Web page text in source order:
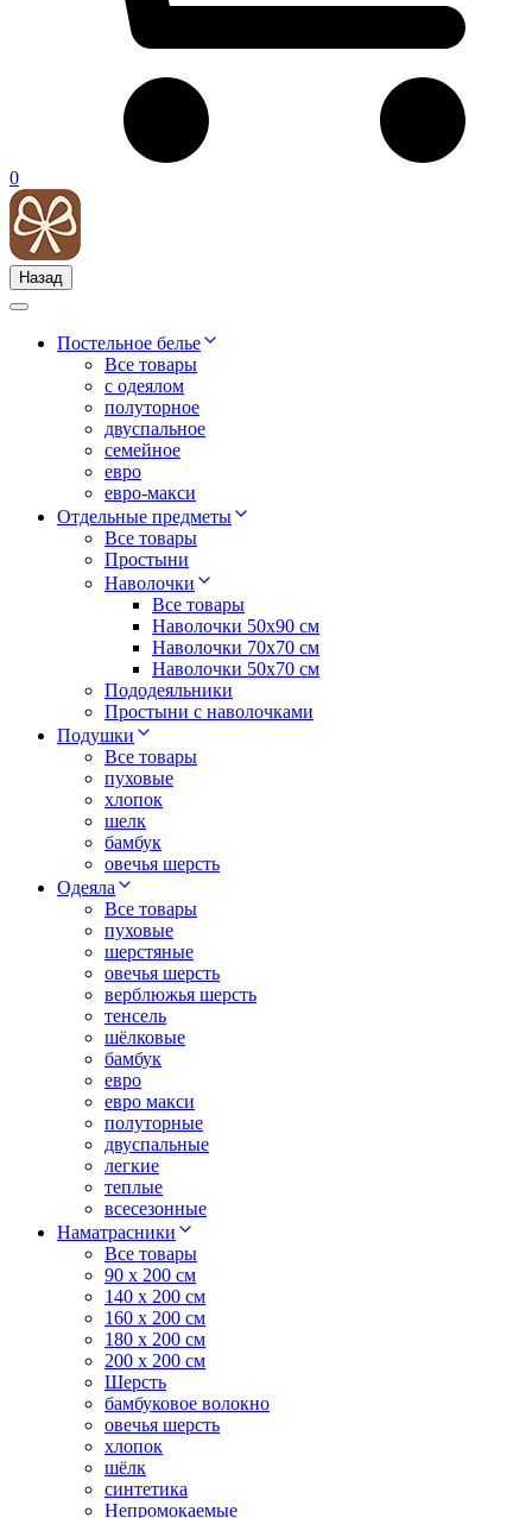
0
Назад
Постельное белье
Все товары
с одеялом
полуторное
двуспальное
семейное
евро
евро-макси
Отдельные предметы
Все товары
Простыни
Наволочки
Все товары
Наволочки 50x90 см
Наволочки 70x70 cм
Наволочки 50х70 см
Пододеяльники
Простыни с наволочками
Подушки
Все товары
пуховые
хлопок
шелк
бамбук
овечья шерсть
Одеяла
Все товары
пуховые
шерстяные
овечья шерсть
верблюжья шерсть
тенсель
шёлковые
бамбук
евро
евро макси
полуторные
двуспальные
легкие
теплые
всесезонные
Наматрасники
Все товары
90 x 200 см
140 x 200 см
160 x 200 см
180 x 200 см
200 x 200 см
Шерсть
бамбуковое волокно
овечья шерсть
хлопок
шёлк
синтетика
Непромокаемые